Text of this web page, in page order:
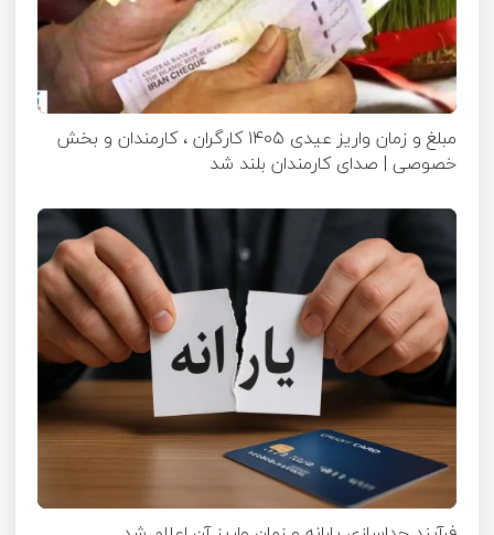
مبلغ و زمان واریز عیدی ۱۴۰۵ کارگران ، کارمندان و بخش
خصوصی | صدای کارمندان بلند شد